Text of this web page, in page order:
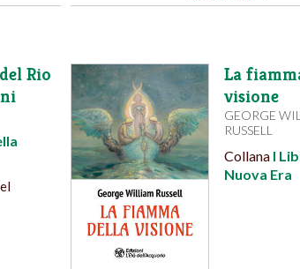
Rio
La
visione
GEORGE
RUSSELL
Collana I
Nuova Era